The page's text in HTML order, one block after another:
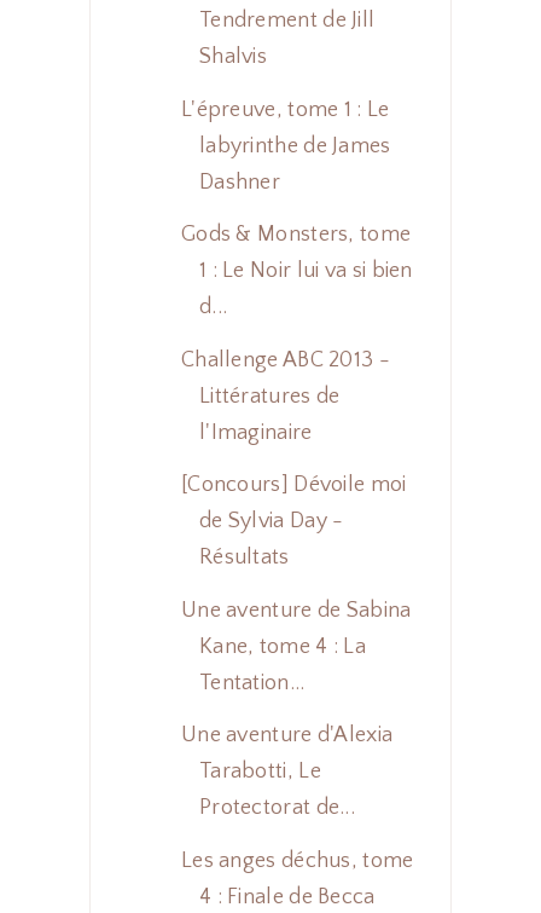
Tendrement de Jill
Shalvis
L'épreuve, tome 1 : Le
labyrinthe de James
Dashner
Gods & Monsters, tome
1 : Le Noir lui va si bien
d...
Challenge ABC 2013 -
Littératures de
l'Imaginaire
[Concours] Dévoile moi
de Sylvia Day -
Résultats
Une aventure de Sabina
Kane, tome 4 : La
Tentation...
Une aventure d'Alexia
Tarabotti, Le
Protectorat de...
Les anges déchus, tome
4 : Finale de Becca